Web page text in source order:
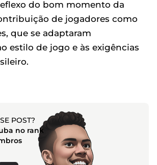
do bom momento da
de jogadores como
que se adaptaram
estilo de jogo e às exigências
POST?
no rank